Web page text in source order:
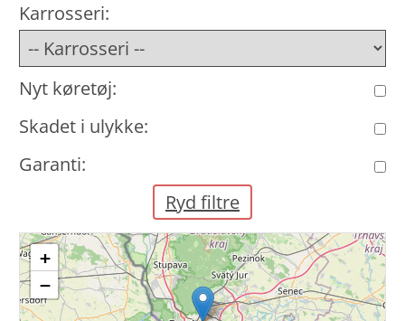
Karrosseri:
Nyt køretøj:
Skadet i ulykke:
Garanti:
Ryd filtre
+
−